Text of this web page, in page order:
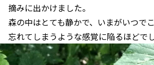
摘みに出かけました。
森の中はとても静かで、いまがいつで
忘れてしまうような感覚に陥るほどでし